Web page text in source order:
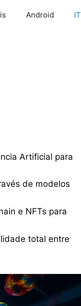
Android IT
Artificial para
de modelos
e NFTs para
total entre